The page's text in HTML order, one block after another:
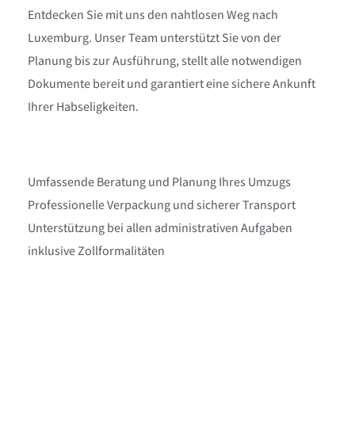
Entdecken Sie mit uns den nahtlosen Weg nach
Luxemburg. Unser Team unterstützt Sie von der
Planung bis zur Ausführung, stellt alle notwendigen
Dokumente bereit und garantiert eine sichere Ankunft
Ihrer Habseligkeiten.
Umfassende Beratung und Planung Ihres Umzugs
Professionelle Verpackung und sicherer Transport
Unterstützung bei allen administrativen Aufgaben
inklusive Zollformalitäten